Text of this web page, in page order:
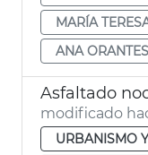
MARÍA
ANA ORANTES
Asfaltado
modificado
URBANISMO